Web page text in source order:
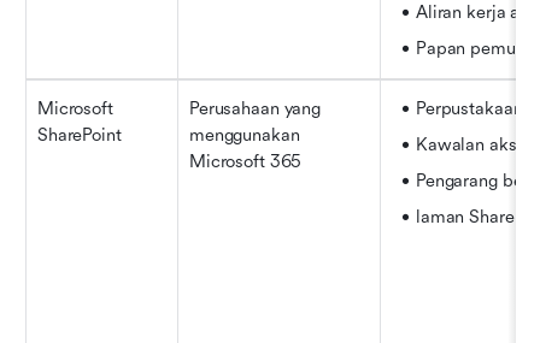
Aliran kerja
Papan
Microsoft
SharePoint
Perusahaan yang
menggunakan
Microsoft 365
Perpustakaan
Kawalan akses
Pengarang
laman